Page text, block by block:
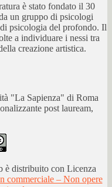
è stato fondato il 30
un gruppo di psicologi
psicologia del profondo. Il
a individuare i nessi tra
creazione artistica.
"La Sapienza" di Roma
post lauream,
è distribuito con Licenza
commerciale – Non opere